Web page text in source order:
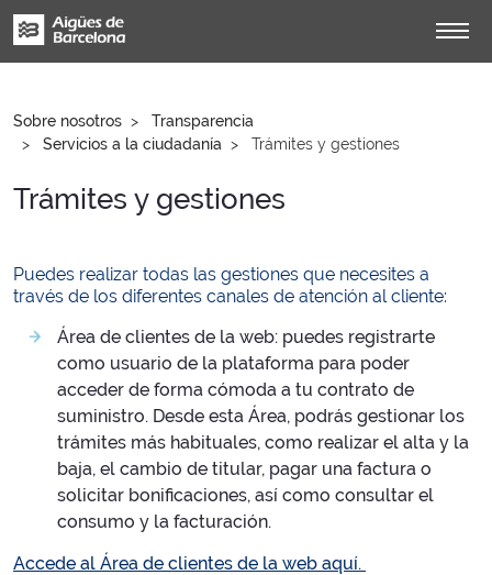
Sobre nosotros
Transparencia
Servicios a la ciudadanía
Trámites y gestiones
Trámites y gestiones
Puedes realizar todas las gestiones que necesites a
través de los diferentes canales de atención al cliente:
Área de clientes de la web: puedes registrarte
como usuario de la plataforma para poder
acceder de forma cómoda a tu contrato de
suministro. Desde esta Área, podrás gestionar los
trámites más habituales, como realizar el alta y la
baja, el cambio de titular, pagar una factura o
solicitar bonificaciones, así como consultar el
consumo y la facturación.
Accede al Área de clientes de la web aquí.